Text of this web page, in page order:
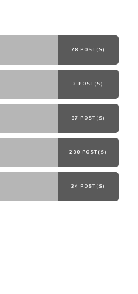
78 POST(S)
2 POST(S)
87 POST(S)
280 POST(S)
34 POST(S)